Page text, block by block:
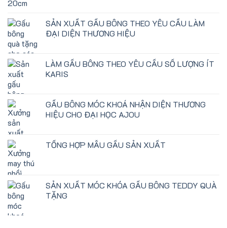
SẢN XUẤT GẤU BÔNG THEO YÊU CẦU LÀM
ĐẠI DIỆN THƯƠNG HIỆU
LÀM GẤU BÔNG THEO YÊU CẦU SỐ LƯỢNG ÍT
KARIS
GẤU BÔNG MÓC KHOÁ NHẬN DIỆN THƯƠNG
HIỆU CHO ĐẠI HỌC AJOU
TỔNG HỢP MẪU GẤU SẢN XUẤT
SẢN XUẤT MÓC KHÓA GẤU BÔNG TEDDY QUÀ
TẶNG